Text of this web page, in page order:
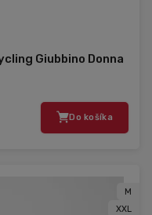
Giubbino Donna
Do košíka
M
XXL